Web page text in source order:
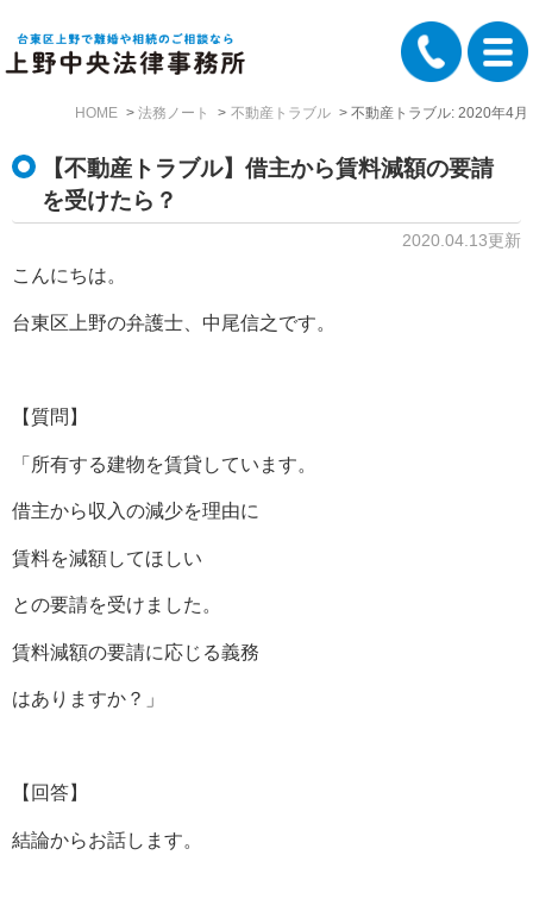
HOME 法務ノート 不動産トラブル 不動産トラブル: 2020年4月
【不動産トラブル】借主から賃料減額の要請
を受けたら？
2020.04.13更新
こんにちは。
台東区上野の弁護士、中尾信之です。
【質問】
「所有する建物を賃貸しています。
借主から収入の減少を理由に
賃料を減額してほしい
との要請を受けました。
賃料減額の要請に応じる義務
はありますか？」
【回答】
結論からお話します。